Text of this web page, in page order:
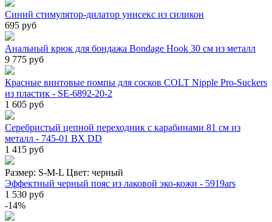
Синий стимулятор-дилатор унисекс из силикон
695 руб
Анальный крюк для бондажа Bondage Hook 30 см из металл
9 775 руб
Красные винтовые помпы для сосков COLT Nipple Pro-Suckers
из пластик - SE-6892-20-2
1 605 руб
Серебристый цепной переходник с карабинами 81 см из
металл - 745-01 BX DD
1 415 руб
Размер: S-M-L Цвет: черный
Эффектный черный пояс из лаковой эко-кожи - 5919ars
1 530 руб
-14%